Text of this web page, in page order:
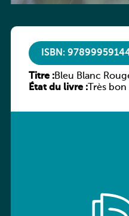
ISBN:
Titre :Bleu Blanc
État du livre :Très bon